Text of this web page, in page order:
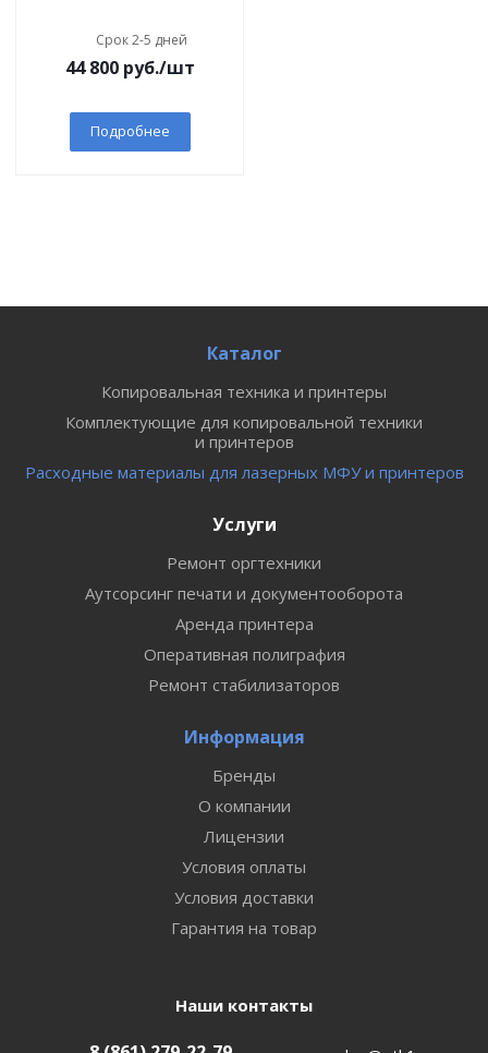
Срок 2-5 дней
44 800 руб./шт
Подробнее
Каталог
Копировальная техника и принтеры
Комплектующие для копировальной техники
и принтеров
Расходные материалы для лазерных МФУ и принтеров
Услуги
Ремонт оргтехники
Аутсорсинг печати и документооборота
Аренда принтера
Оперативная полиграфия
Ремонт стабилизаторов
Информация
Бренды
О компании
Лицензии
Условия оплаты
Условия доставки
Гарантия на товар
Наши контакты